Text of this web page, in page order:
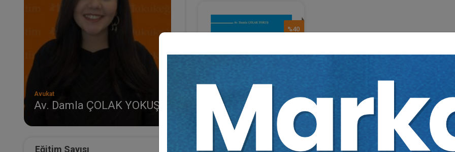
Avukat
Av. Damla ÇOLAK YOKUŞ
Eğitim Sayısı
%40